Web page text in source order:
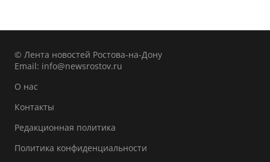
© Лента новостей Ростова-на-Дону
Email: info@newsrostov.ru
О нас
Контакты
Редакционная политика
Политика конфиденциальности